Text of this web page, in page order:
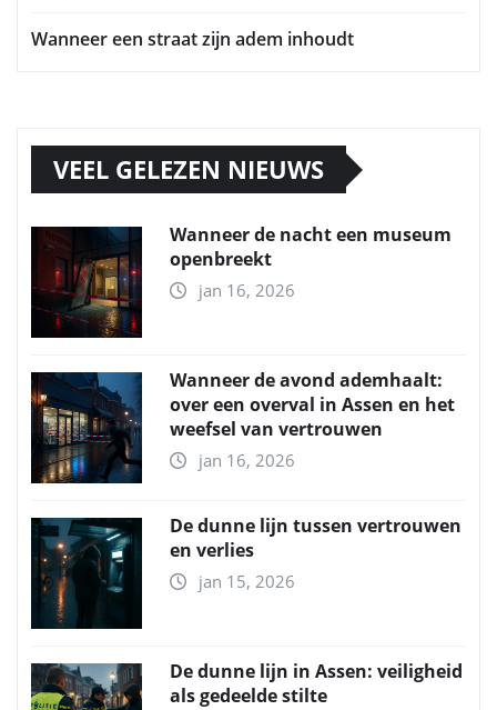
Wanneer een straat zijn adem inhoudt
VEEL GELEZEN NIEUWS
Wanneer de nacht een museum
openbreekt
jan 16, 2026
Wanneer de avond ademhaalt:
over een overval in Assen en het
weefsel van vertrouwen
jan 16, 2026
De dunne lijn tussen vertrouwen
en verlies
jan 15, 2026
De dunne lijn in Assen: veiligheid
als gedeelde stilte